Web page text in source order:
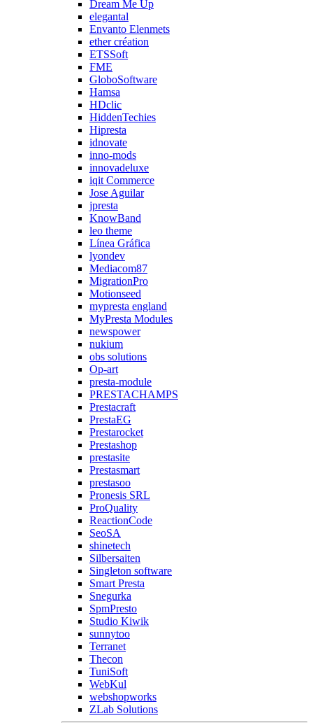
Dream Me Up
elegantal
Envanto Elenmets
ether création
ETSSoft
FME
GloboSoftware
Hamsa
HDclic
HiddenTechies
Hipresta
idnovate
inno-mods
innovadeluxe
iqit Commerce
Jose Aguilar
jpresta
KnowBand
leo theme
Línea Gráfica
lyondev
Mediacom87
MigrationPro
Motionseed
mypresta england
MyPresta Modules
newspower
nukium
obs solutions
Op-art
presta-module
PRESTACHAMPS
Prestacraft
PrestaEG
Prestarocket
Prestashop
prestasite
Prestasmart
prestasoo
Pronesis SRL
ProQuality
ReactionCode
SeoSA
shinetech
Silbersaiten
Singleton software
Smart Presta
Snegurka
SpmPresto
Studio Kiwik
sunnytoo
Terranet
Thecon
TuniSoft
WebKul
webshopworks
ZLab Solutions